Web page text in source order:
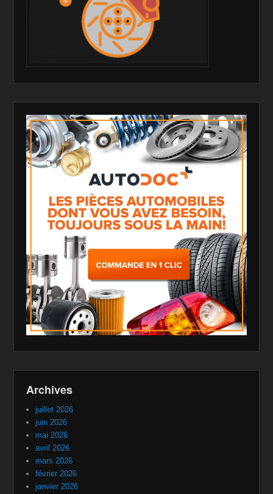
Archives
juillet 2026
juin 2026
mai 2026
avril 2026
mars 2026
février 2026
janvier 2026